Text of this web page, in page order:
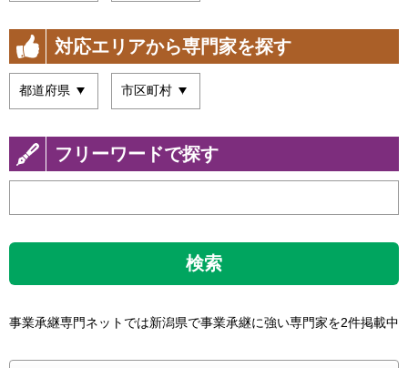
対応エリアから専門家を探す
フリーワードで探す
検索
事業承継専門ネットでは新潟県で事業承継に強い専門家を2件掲載中